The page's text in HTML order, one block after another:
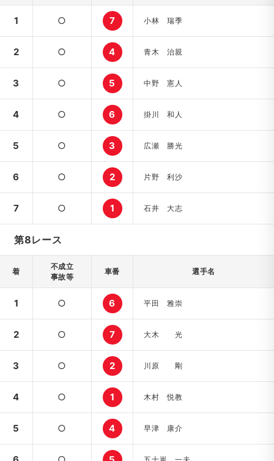
1 ○ 7 小林 瑞季
2 ○ 4 青木 治親
3 ○ 5 中野 憲人
4 ○ 6 掛川 和人
5 ○ 3 広瀬 勝光
6 ○ 2 片野 利沙
7 ○ 1 石井 大志
第8レース
着
不成立
事故等
車番 選手名
1 ○ 6 平田 雅崇
2 ○ 7 大木 光
3 ○ 2 川原 剛
4 ○ 1 木村 悦教
5 ○ 4 早津 康介